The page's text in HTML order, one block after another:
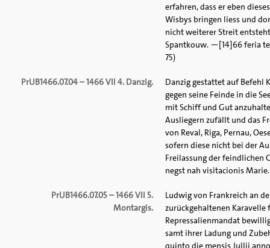
erfahren, dass er eben
Wisbys bringen liess und
nicht weiterer Streit
Spantkouw. —[14]66 feria
75)
PrUB1466.07.04 – 1466 VII 4. Danzig.
Danzig gestattet auf Befehl
gegen seine Feinde in die
mit Schiff und Gut
Ausliegern zufällt und das
von Reval, Riga, Pernau,
sofern diese nicht bei der
Freilassung der feindlichen
negst nah visitacionis Marie.
PrUB1466.07.05 – 1466 VII 5.
Montargis.
Ludwig von Frankreich an
zurückgehaltenen Karavelle
Repressalienmandat
samt ihrer Ladung und
quinto die mensis Jullii anno